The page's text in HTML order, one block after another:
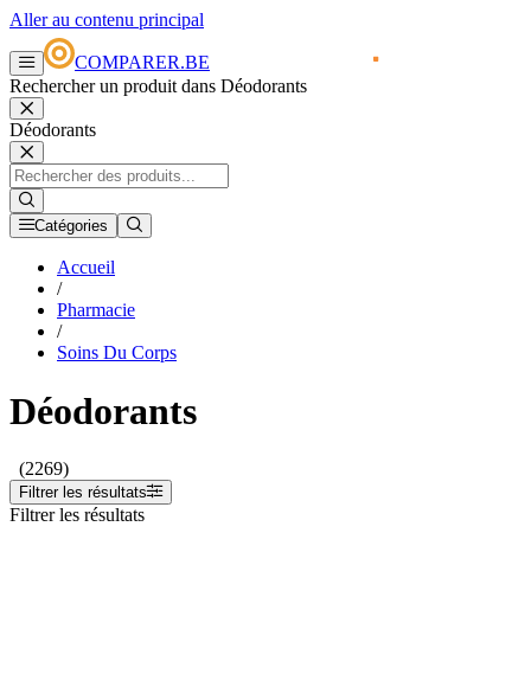
Aller au contenu principal
COMPARER.BE
Rechercher un produit dans Déodorants
Déodorants
Catégories
Accueil
/
Pharmacie
/
Soins Du Corps
Déodorants
(2269)
Filtrer les résultats
Filtrer les résultats